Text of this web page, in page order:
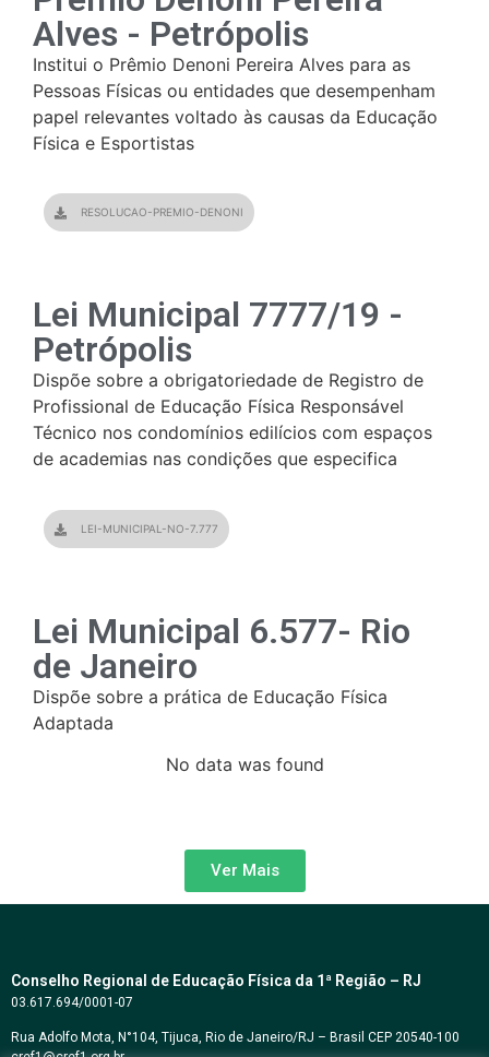
Alves - Petrópolis
Institui o Prêmio Denoni Pereira Alves para as
Pessoas Físicas ou entidades que desempenham
papel relevantes voltado às causas da Educação
Física e Esportistas
RESOLUCAO-PREMIO-DENONI
Lei Municipal 7777/19 -
Petrópolis
Dispõe sobre a obrigatoriedade de Registro de
Profissional de Educação Física Responsável
Técnico nos condomínios edilícios com espaços
de academias nas condições que especifica
LEI-MUNICIPAL-NO-7.777
Lei Municipal 6.577- Rio
de Janeiro
Dispõe sobre a prática de Educação Física
Adaptada
No data was found
Ver Mais
Conselho Regional de Educação Física da 1ª Região – RJ
03.617.694/0001-07
Rua Adolfo Mota, N°104, Tijuca, Rio de Janeiro/RJ – Brasil CEP 20540-100